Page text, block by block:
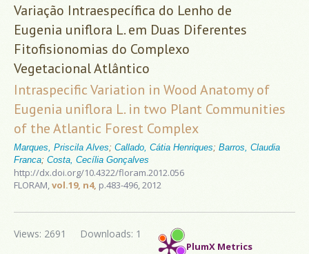
Variação Intraespecífica do Lenho de
Eugenia uniflora L. em Duas Diferentes
Fitofisionomias do Complexo
Vegetacional Atlântico
Intraspecific Variation in Wood Anatomy of
Eugenia uniflora L. in two Plant Communities
of the Atlantic Forest Complex
Marques, Priscila Alves; Callado, Cátia Henriques; Barros, Claudia
Franca; Costa, Cecília Gonçalves
http://dx.doi.org/10.4322/floram.2012.056
FLORAM,vol.19, n4, p.483-496, 2012
PlumX Metrics
Downloads: 1
Views: 2691